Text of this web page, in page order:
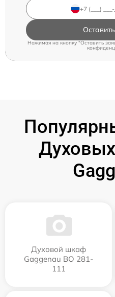
Нажимая на кнопку "Оставить
Духовой шкаф
Gaggenau BO 281-
111